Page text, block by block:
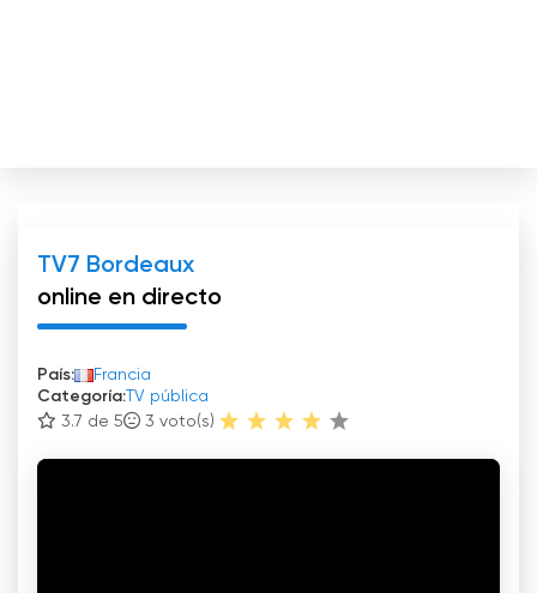
TV7 Bordeaux
online en directo
País:
Francia
Categoría: TV pública
3.7 de 5
3 voto(s)